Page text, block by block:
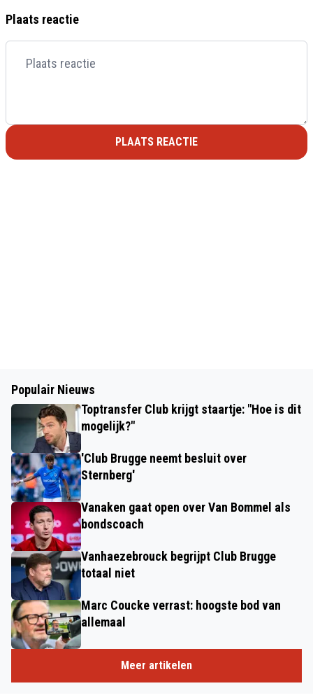
Plaats reactie
PLAATS REACTIE
Populair Nieuws
Toptransfer Club krijgt staartje: "Hoe is dit
mogelijk?"
'Club Brugge neemt besluit over
Sternberg'
Vanaken gaat open over Van Bommel als
bondscoach
Vanhaezebrouck begrijpt Club Brugge
totaal niet
Marc Coucke verrast: hoogste bod van
allemaal
Meer artikelen